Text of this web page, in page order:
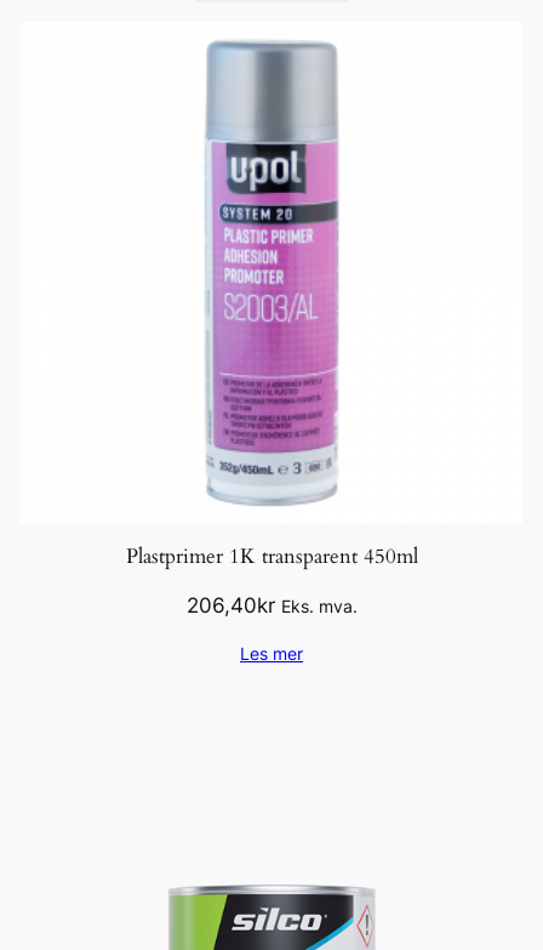
Plastprimer 1K transparent 450ml
206,40kr Eks. mva.
Les mer